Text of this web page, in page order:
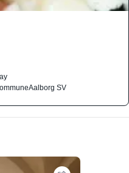
Aalborg SV